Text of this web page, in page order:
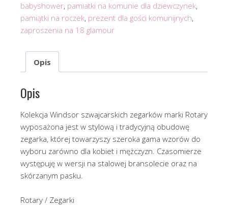
babyshower, pamiatki na komunie dla dziewczynek,
pamiątki na roczek, prezent dla gości komunijnych,
zaproszenia na 18 glamour
Opis
Opis
Kolekcja Windsor szwajcarskich zegarków marki Rotary
wyposażona jest w stylową i tradycyjną obudowę
zegarka, której towarzyszy szeroka gama wzorów do
wyboru zarówno dla kobiet i mężczyzn. Czasomierze
występuję w wersji na stalowej bransolecie oraz na
skórzanym pasku.
Rotary / Zegarki